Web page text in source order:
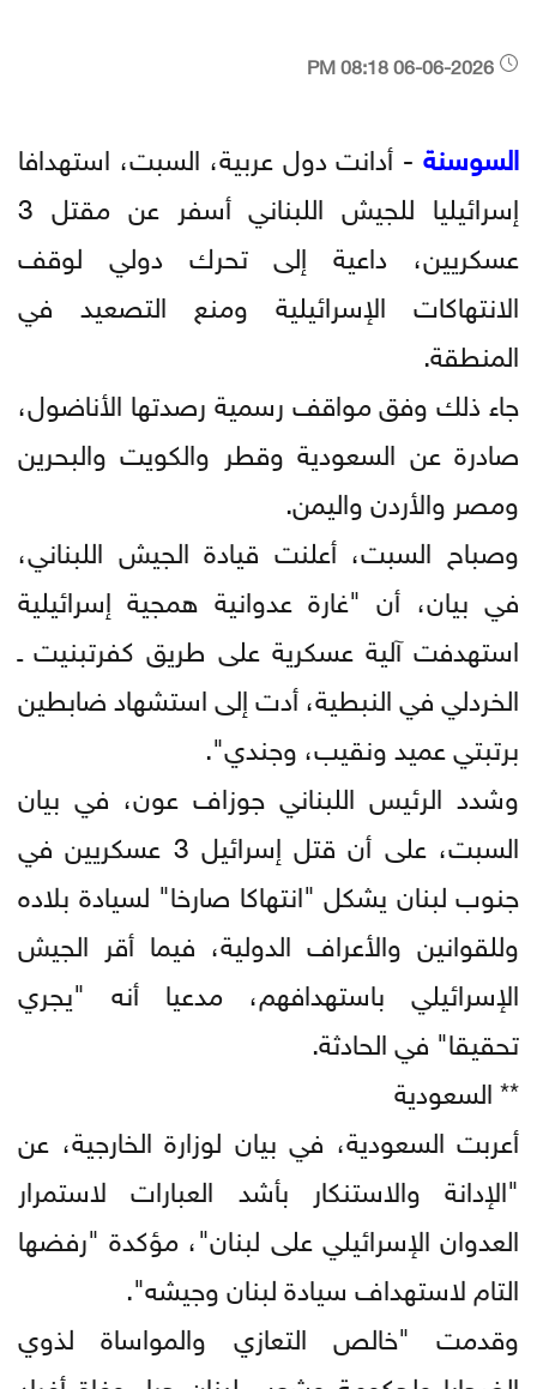
السوسنة - أدانت دول عربية، السبت، استهدافا
إسرائيليا للجيش اللبناني أسفر عن مقتل 3
عسكريين، داعية إلى تحرك دولي لوقف
الانتهاكات الإسرائيلية ومنع التصعيد في
المنطقة.
جاء ذلك وفق مواقف رسمية رصدتها الأناضول،
صادرة عن السعودية وقطر والكويت والبحرين
ومصر والأردن واليمن.
وصباح السبت، أعلنت قيادة الجيش اللبناني،
في بيان، أن "غارة عدوانية همجية إسرائيلية
استهدفت آلية عسكرية على طريق كفرتبنيت ـ
الخردلي في النبطية، أدت إلى استشهاد ضابطين
برتبتي عميد ونقيب، وجندي".
وشدد الرئيس اللبناني جوزاف عون، في بيان
السبت، على أن قتل إسرائيل 3 عسكريين في
جنوب لبنان يشكل "انتهاكا صارخا" لسيادة بلاده
وللقوانين والأعراف الدولية، فيما أقر الجيش
الإسرائيلي باستهدافهم، مدعيا أنه "يجري
تحقيقا" في الحادثة.
** السعودية
أعربت السعودية، في بيان لوزارة الخارجية، عن
"الإدانة والاستنكار بأشد العبارات لاستمرار
العدوان الإسرائيلي على لبنان"، مؤكدة "رفضها
التام لاستهداف سيادة لبنان وجيشه".
وقدمت "خالص التعازي والمواساة لذوي